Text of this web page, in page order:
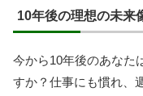
10年後の理想の未来
今から10年後のあなた
すか？仕事にも慣れ、